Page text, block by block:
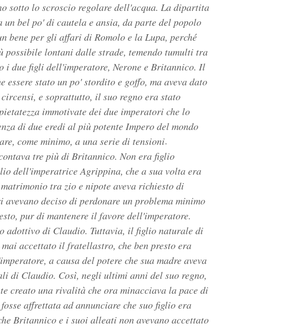
sotto lo scroscio regolare dell'acqua. La dipartita
bel po' di cautela e ansia, da parte del popolo
bene per gli affari di Romolo e la Lupa, perché
lontani dalle strade, temendo tumulti tra
i due figli dell'imperatore, Nerone e Britannico. Il
essere stato un po' stordito e goffo, ma aveva dato
e soprattutto, il suo regno era stato
immotivate dei due imperatori che lo
di due eredi al più potente Impero del mondo
come minimo, a una serie di tensioni.
tre più di Britannico. Non era figlio
dell'imperatrice Agrippina, che a sua volta era
tra zio e nipote aveva richiesto di
deciso di perdonare un problema minimo
pur di mantenere il favore dell'imperatore.
adottivo di Claudio. Tuttavia, il figlio naturale di
accettato il fratellastro, che ben presto era
a causa del potere che sua madre aveva
di Claudio. Così, negli ultimi anni del suo regno,
creato una rivalità che ora minacciava la pace di
affrettata ad annunciare che suo figlio era
Britannico e i suoi alleati non avevano accettato